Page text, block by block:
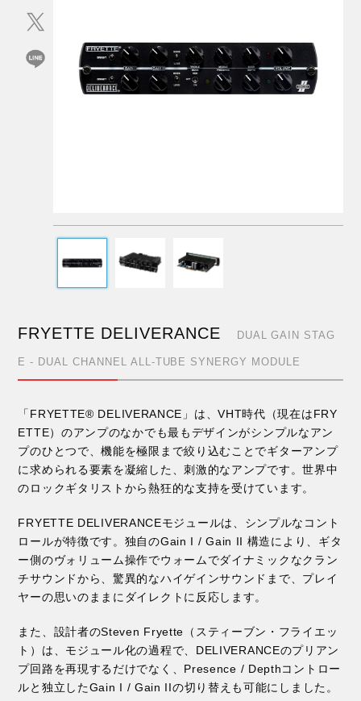
FRYETTE DELIVERANCE DUAL GAIN STAG
E - DUAL CHANNEL ALL-TUBE SYNERGY MODULE
「FRYETTE® DELIVERANCE」は、VHT時代（現在はFRY
ETTE）のアンプのなかでも最もデザインがシンプルなアン
プのひとつで、機能を極限まで絞り込むことでギターアンプ
に求められる要素を凝縮した、刺激的なアンプです。世界中
のロックギタリストから熱狂的な支持を受けています。
FRYETTE DELIVERANCEモジュールは、シンプルなコント
ロールが特徴です。独自のGain I / Gain II 構造により、ギタ
ー側のヴォリューム操作でウォームでダイナミックなクラン
チサウンドから、驚異的なハイゲインサウンドまで、プレイ
ヤーの思いのままにダイレクトに反応します。
また、設計者のSteven Fryette（スティーブン・フライエッ
ト）は、モジュール化の過程で、DELIVERANCEのプリアン
プ回路を再現するだけでなく、Presence / Depthコントロー
ルと独立したGain I / Gain IIの切り替えも可能にしました。